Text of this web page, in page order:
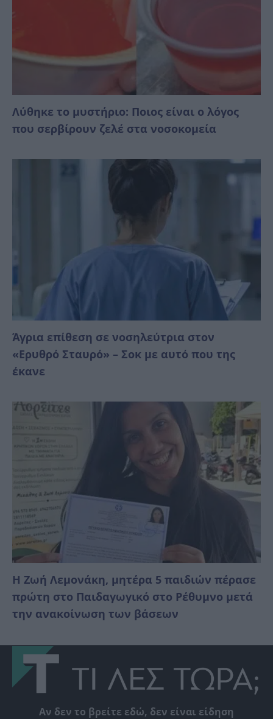
Λύθηκε το μυστήριο: Ποιος είναι ο λόγος
που σερβίρουν ζελέ στα νοσοκομεία
Άγρια επίθεση σε νοσηλεύτρια στον
«Ερυθρό Σταυρό» – Σοκ με αυτό που της
έκανε
Η Ζωή Λεμονάκη, μητέρα 5 παιδιών πέρασε
πρώτη στο Παιδαγωγικό στο Ρέθυμνο μετά
την ανακοίνωση των βάσεων
Αν δεν το βρείτε εδώ, δεν είναι είδηση